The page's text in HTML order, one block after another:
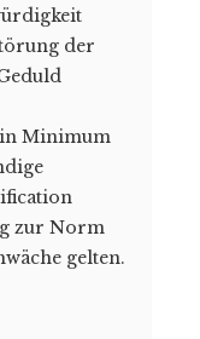
der
Minimum
zur Norm
gelten.